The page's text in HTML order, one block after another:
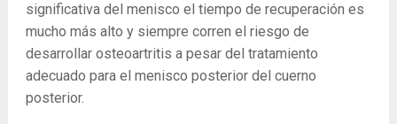
significativa del menisco el tiempo de recuperación es
mucho más alto y siempre corren el riesgo de
desarrollar osteoartritis a pesar del tratamiento
adecuado para el menisco posterior del cuerno
posterior.